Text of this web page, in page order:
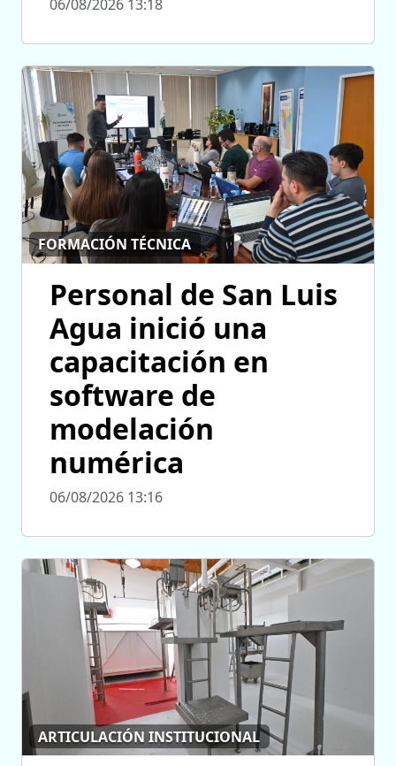
06/08/2026 13:18
FORMACIÓN TÉCNICA
Personal de San Luis
Agua inició una
capacitación en
software de
modelación
numérica
06/08/2026 13:16
ARTICULACIÓN INSTITUCIONAL